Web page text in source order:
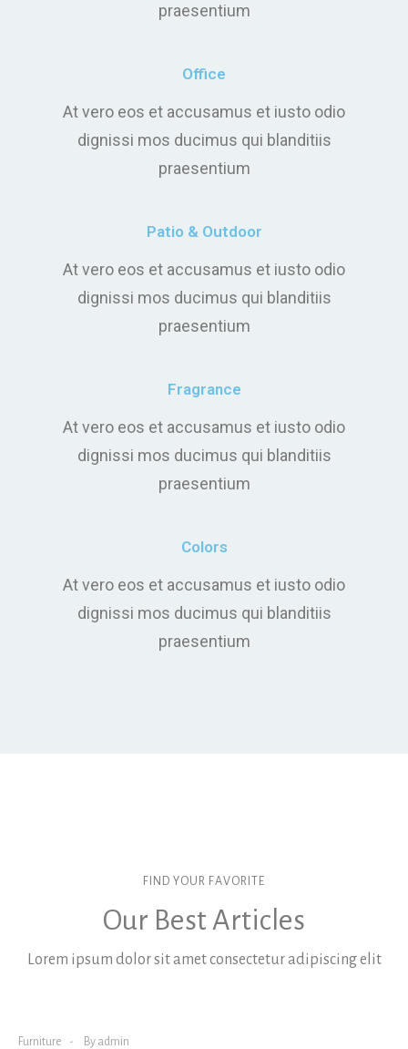
praesentium
Office
At vero eos et accusamus et iusto odio
dignissi mos ducimus qui blanditiis
praesentium
Patio & Outdoor
At vero eos et accusamus et iusto odio
dignissi mos ducimus qui blanditiis
praesentium
Fragrance
At vero eos et accusamus et iusto odio
dignissi mos ducimus qui blanditiis
praesentium
Colors
At vero eos et accusamus et iusto odio
dignissi mos ducimus qui blanditiis
praesentium
FIND YOUR FAVORITE
Our Best Articles
Lorem ipsum dolor sit amet consectetur adipiscing elit
Furniture By admin